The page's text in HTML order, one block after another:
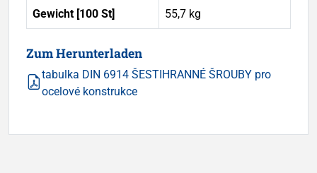
Gewicht [100 St] 55,7 kg
Zum Herunterladen
tabulka DIN 6914 ŠESTIHRANNÉ ŠROUBY pro
ocelové konstrukce